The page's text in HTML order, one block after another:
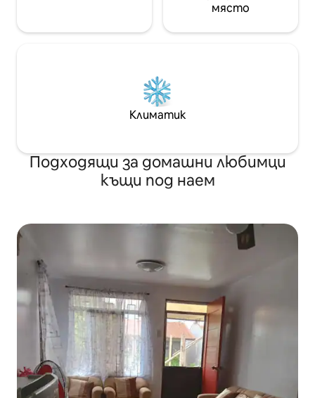
място
Климатик
Подходящи за домашни любимци
къщи под наем